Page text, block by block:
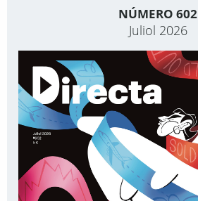
NÚMERO 602
Juliol 2026